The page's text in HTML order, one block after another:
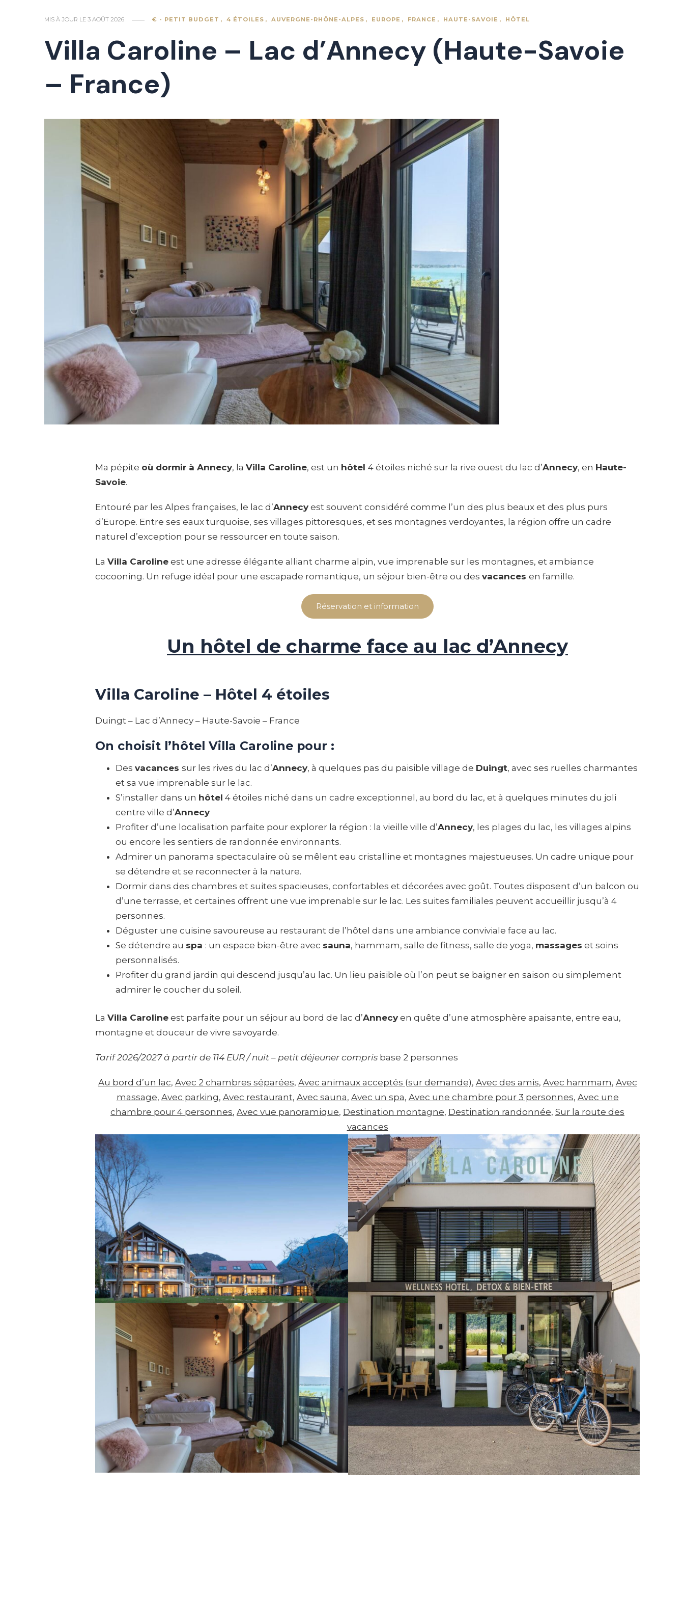
MIS À JOUR LE 3 AOÛT 2026 € - PETIT BUDGET 4 ÉTOILES AUVERGNE-RHÔNE-ALPES EUROPE FRANCE HAUTE-SAVOIE HÔTEL
Villa Caroline – Lac d’Annecy (Haute-Savoie
– France)
Ma pépite où dormir à Annecy, la Villa Caroline, est un hôtel 4 étoiles niché sur la rive ouest du lac d’Annecy, en Haute-
Savoie.
Entouré par les Alpes françaises, le lac d’Annecy est souvent considéré comme l’un des plus beaux et des plus purs
d’Europe. Entre ses eaux turquoise, ses villages pittoresques, et ses montagnes verdoyantes, la région offre un cadre
naturel d’exception pour se ressourcer en toute saison.
La Villa Caroline est une adresse élégante alliant charme alpin, vue imprenable sur les montagnes, et ambiance
cocooning. Un refuge idéal pour une escapade romantique, un séjour bien-être ou des vacances en famille.
Réservation et information
Un hôtel de charme face au lac d’Annecy
Villa Caroline – Hôtel 4 étoiles
Duingt – Lac d’Annecy – Haute-Savoie – France
On choisit l’hôtel Villa Caroline pour :
Des vacances sur les rives du lac d’Annecy, à quelques pas du paisible village de Duingt, avec ses ruelles charmantes
et sa vue imprenable sur le lac.
S’installer dans un hôtel 4 étoiles niché dans un cadre exceptionnel, au bord du lac, et à quelques minutes du joli
centre ville d’Annecy
Profiter d’une localisation parfaite pour explorer la région : la vieille ville d’Annecy, les plages du lac, les villages alpins
ou encore les sentiers de randonnée environnants.
Admirer un panorama spectaculaire où se mêlent eau cristalline et montagnes majestueuses. Un cadre unique pour
se détendre et se reconnecter à la nature.
Dormir dans des chambres et suites spacieuses, confortables et décorées avec goût. Toutes disposent d’un balcon ou
d’une terrasse, et certaines offrent une vue imprenable sur le lac. Les suites familiales peuvent accueillir jusqu’à 4
personnes.
Déguster une cuisine savoureuse au restaurant de l’hôtel dans une ambiance conviviale face au lac.
Se détendre au spa : un espace bien-être avec sauna, hammam, salle de fitness, salle de yoga, massages et soins
personnalisés.
Profiter du grand jardin qui descend jusqu’au lac. Un lieu paisible où l’on peut se baigner en saison ou simplement
admirer le coucher du soleil.
La Villa Caroline est parfaite pour un séjour au bord de lac d’Annecy en quête d’une atmosphère apaisante, entre eau,
montagne et douceur de vivre savoyarde.
Tarif 2026/2027 à partir de 114 EUR / nuit – petit déjeuner compris base 2 personnes
Au bord d’un lac, Avec 2 chambres séparées, Avec animaux acceptés (sur demande), Avec des amis, Avec hammam, Avec
massage, Avec parking, Avec restaurant, Avec sauna, Avec un spa, Avec une chambre pour 3 personnes, Avec une
chambre pour 4 personnes, Avec vue panoramique, Destination montagne, Destination randonnée, Sur la route des
vacances